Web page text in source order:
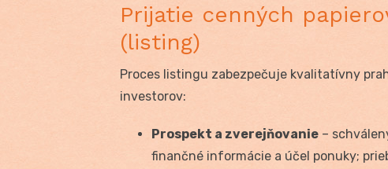
Prijatie cenných
(listing)
Proces listingu zabezpečuje kvalitatívny
investorov:
Prospekt a zverejňovanie –
finančné informácie a účel ponuky;